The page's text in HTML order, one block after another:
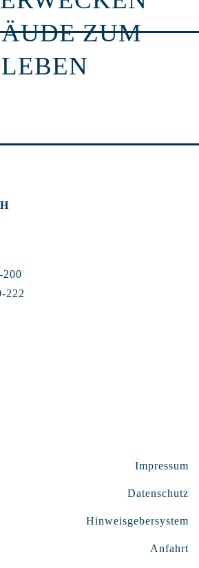
ZUM
LEBEN
200
222
Impressum
Datenschutz
Hinweisgebersystem
Anfahrt